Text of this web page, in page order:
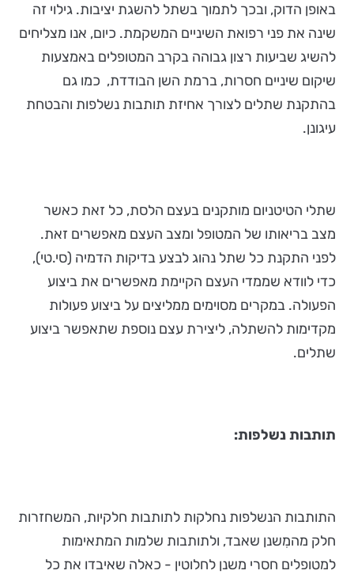
באופן הדוק, ובכך לתמוך בשתל להשגת יציבות. גילוי זה
שינה את פני רפואת השיניים המשקמת. כיום, אנו מצליחים
להשיג שביעות רצון גבוהה בקרב המטופלים באמצעות
שיקום שיניים חסרות, ברמת השן הבודדת, כמו גם
בהתקנת שתלים לצורך אחיזת תותבות נשלפות והבטחת
עיגונן.
שתלי הטיטניום מותקנים בעצם הלסת, כל זאת כאשר
מצב בריאותו של המטופל ומצב העצם מאפשרים זאת.
לפני התקנת כל שתל נהוג לבצע בדיקות הדמיה (סי.טי),
כדי לוודא שממדי העצם הקיימת מאפשרים את ביצוע
הפעולה. במקרים מסוימים ממליצים על ביצוע פעולות
מקדימות להשתלה, ליצירת עצם נוספת שתאפשר ביצוע
שתלים.
תותבות נשלפות:
התותבות הנשלפות נחלקות לתותבות חלקיות, המשחזרות
חלק מהמִשנן שאבד, ולתותבות שלמות המתאימות
למטופלים חסרי משנן לחלוטין - כאלה שאיבדו את כל